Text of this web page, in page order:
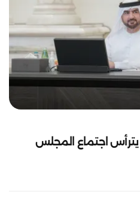
اجتماع المجلس